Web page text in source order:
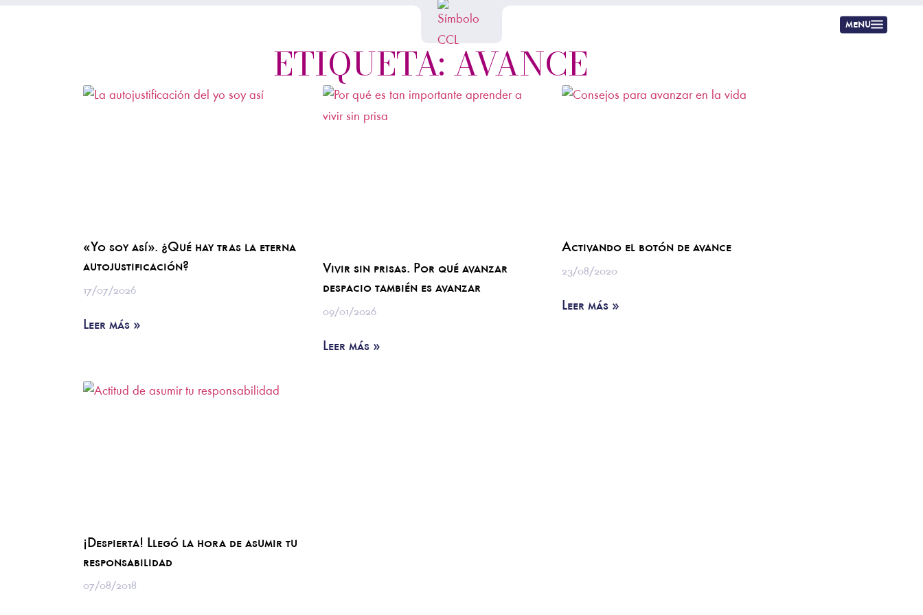
menu
ETIQUETA: AVANCE
«Yo soy así». ¿Qué hay tras la eterna
autojustificación?
17/07/2026
Leer más »
Vivir sin prisas. Por qué avanzar
despacio también es avanzar
09/01/2026
Leer más »
Activando el botón de avance
23/08/2020
Leer más »
¡Despierta! Llegó la hora de asumir tu
responsabilidad
07/08/2018